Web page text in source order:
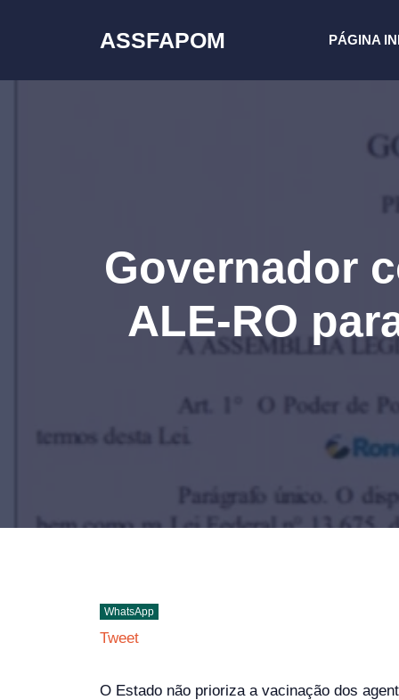
conteúdo
ASSFAPOM PÁGINA
Governador
ALE-RO
WhatsApp
Tweet
O Estado não prioriza a vacinação dos